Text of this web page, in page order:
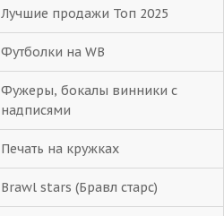
Лучшие продажи Топ 2025
Футболки на WB
Фужеры, бокалы винники с
надписями
Печать на кружках
Brawl stars (Бравл старс)